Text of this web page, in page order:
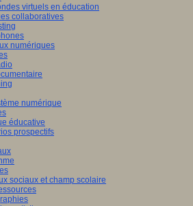
virtuels en éducation
collaboratives
numériques
numérique
éducative
prospectifs
sociaux et champ scolaire